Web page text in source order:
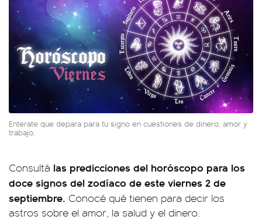
Enterate que depara para tu signo en cuestiones de dinero, amor y
trabajo.
Consultá las predicciones del horóscopo para los
doce signos del zodíaco de este viernes 2 de
septiembre. Conocé qué tienen para decir los
astros sobre el amor, la salud y el dinero.